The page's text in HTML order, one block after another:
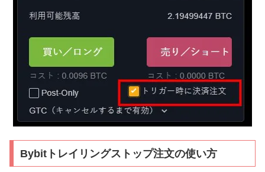
Bybitトレイリングストップ注文の使い方